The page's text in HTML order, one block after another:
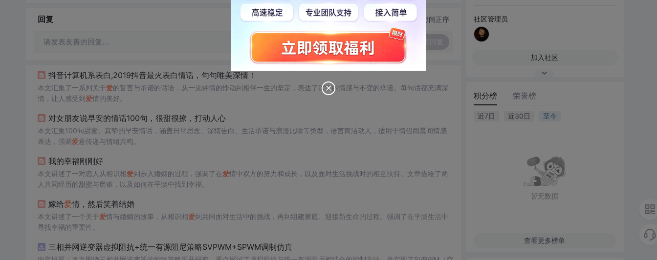
回复 切换为时间正序
请发表友善的回复…
抖音计算机系表白,2019抖音最火表白情话，句句唯美深情！
本文汇集了一系列关于爱的誓言与承诺的话语，从一见钟情的悸动到相伴一生的坚定，表达了深深的情感与不变的承诺。每句话都充满深
情，让人感受到爱情的美好。
对女朋友说早安的情话100句，很甜很撩，打动人心
本文汇集100句甜蜜、真挚的早安情话，涵盖日常思念、深情告白、生活承诺与浪漫比喻等类型，语言简洁动人，适用于情侣间晨间情感
表达，强调爱意传递与情绪共鸣。
我的幸福刚刚好
本文讲述了一对恋人从相识相爱到步入婚姻的过程，强调了在爱情中双方的努力和成长，以及面对生活挑战时的相互扶持。文章描绘了两
人共同经历的甜蜜与磨难，以及如何在平淡中找到幸福。
嫁给爱情，然后笑着结婚
本文讲述了一个关于爱情与婚姻的故事，从相识相爱到共同面对生活中的挑战，再到组建家庭、迎接新生命的过程。强调了在平淡生活中
寻找幸福的重要性。
三相并网逆变器虚拟阻抗+统一有源阻尼策略SVPWM+SPWM调制仿真
社区管理员
加入社区
积分榜 荣誉榜
近7日 近30日 至今
暂无数据
查看更多榜单